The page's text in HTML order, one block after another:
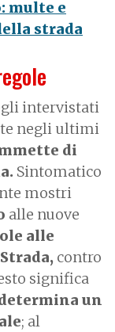
multe e
strada
intervistati
negli ultimi
di
Sintomatico
mostri
alle nuove
alle
contro
significa
un
; al